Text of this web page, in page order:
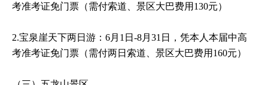
考准考证免门票（需付索道、景区大巴费用130元）
2.宝泉崖天下两日游：6月1日-8月31日，凭本人本届中高
考准考证免门票（需付两日索道、景区大巴费用160元）